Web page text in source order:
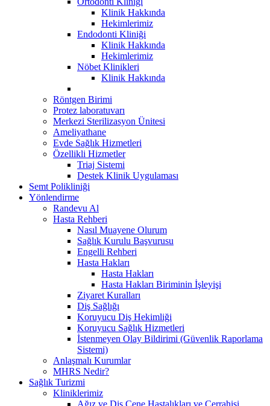
Klinik Hakkında
Hekimlerimiz
Endodonti Kliniği
Klinik Hakkında
Hekimlerimiz
Nöbet Klinikleri
Klinik Hakkında
Röntgen Birimi
Protez laboratuvarı
Merkezi Sterilizasyon Ünitesi
Ameliyathane
Evde Sağlık Hizmetleri
Özellikli Hizmetler
Triaj Sistemi
Destek Klinik Uygulaması
Semt Polikliniği
Yönlendirme
Randevu Al
Hasta Rehberi
Nasıl Muayene Olurum
Sağlık Kurulu Başvurusu
Engelli Rehberi
Hasta Hakları
Hasta Hakları
Hasta Hakları Biriminin İşleyişi
Ziyaret Kuralları
Diş Sağlığı
Koruyucu Diş Hekimliği
Koruyucu Sağlık Hizmetleri
İstenmeyen Olay Bildirimi (Güvenlik Raporlama
Sistemi)
Anlaşmalı Kurumlar
MHRS Nedir?
Sağlık Turizmi
Kliniklerimiz
Ağız ve Diş Çene Hastalıkları ve Cerrahisi